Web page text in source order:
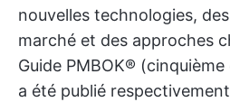
nouvelles technologies,
marché et des approches
Guide PMBOK®
a été publié